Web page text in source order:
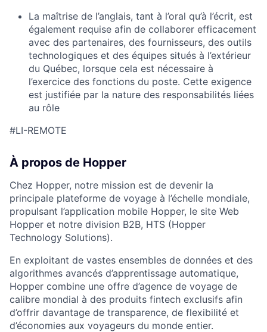
La maîtrise de l’anglais, tant à l’oral qu’à l’écrit, est
également requise afin de collaborer efficacement
avec des partenaires, des fournisseurs, des outils
technologiques et des équipes situés à l’extérieur
du Québec, lorsque cela est nécessaire à
l’exercice des fonctions du poste. Cette exigence
est justifiée par la nature des responsabilités liées
au rôle
#LI-REMOTE
À propos de Hopper
Chez Hopper, notre mission est de devenir la
principale plateforme de voyage à l’échelle mondiale,
propulsant l’application mobile Hopper, le site Web
Hopper et notre division B2B, HTS (Hopper
Technology Solutions).
En exploitant de vastes ensembles de données et des
algorithmes avancés d’apprentissage automatique,
Hopper combine une offre d’agence de voyage de
calibre mondial à des produits fintech exclusifs afin
d’offrir davantage de transparence, de flexibilité et
d’économies aux voyageurs du monde entier.